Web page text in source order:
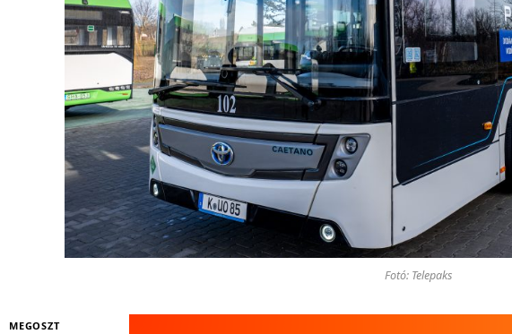
Fotó: Telepaks
MEGOSZT